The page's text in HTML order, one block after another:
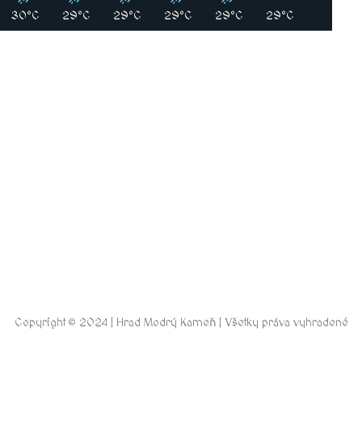
30°C 29°C 29°C 29°C 29°C 29°C
Copyright © 2024 | Hrad Modrý Kameň | Všetky práva vyhradené